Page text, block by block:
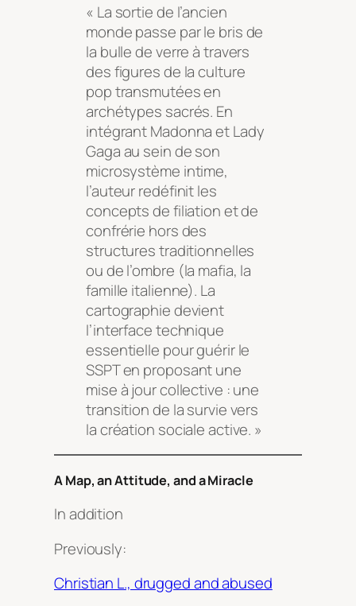
« La sortie de l’ancien
monde passe par le bris de
la bulle de verre à travers
des figures de la culture
pop transmutées en
archétypes sacrés. En
intégrant Madonna et Lady
Gaga au sein de son
microsystème intime,
l’auteur redéfinit les
concepts de filiation et de
confrérie hors des
structures traditionnelles
ou de l’ombre (la mafia, la
famille italienne). La
cartographie devient
l’interface technique
essentielle pour guérir le
SSPT en proposant une
mise à jour collective : une
transition de la survie vers
la création sociale active. »
A Map, an Attitude, and a Miracle
In addition
Previously:
Christian L., drugged and abused